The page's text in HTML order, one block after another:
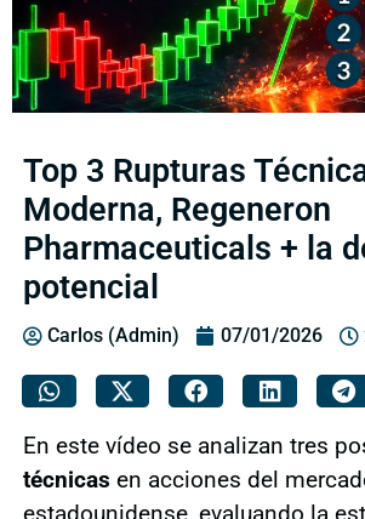
Top 3 Rupturas
Moderna, Regeneron
Pharmaceuticals + la
potencial
Carlos (Admin) 07/01/2026
En este vídeo se analizan tres
técnicas en acciones del